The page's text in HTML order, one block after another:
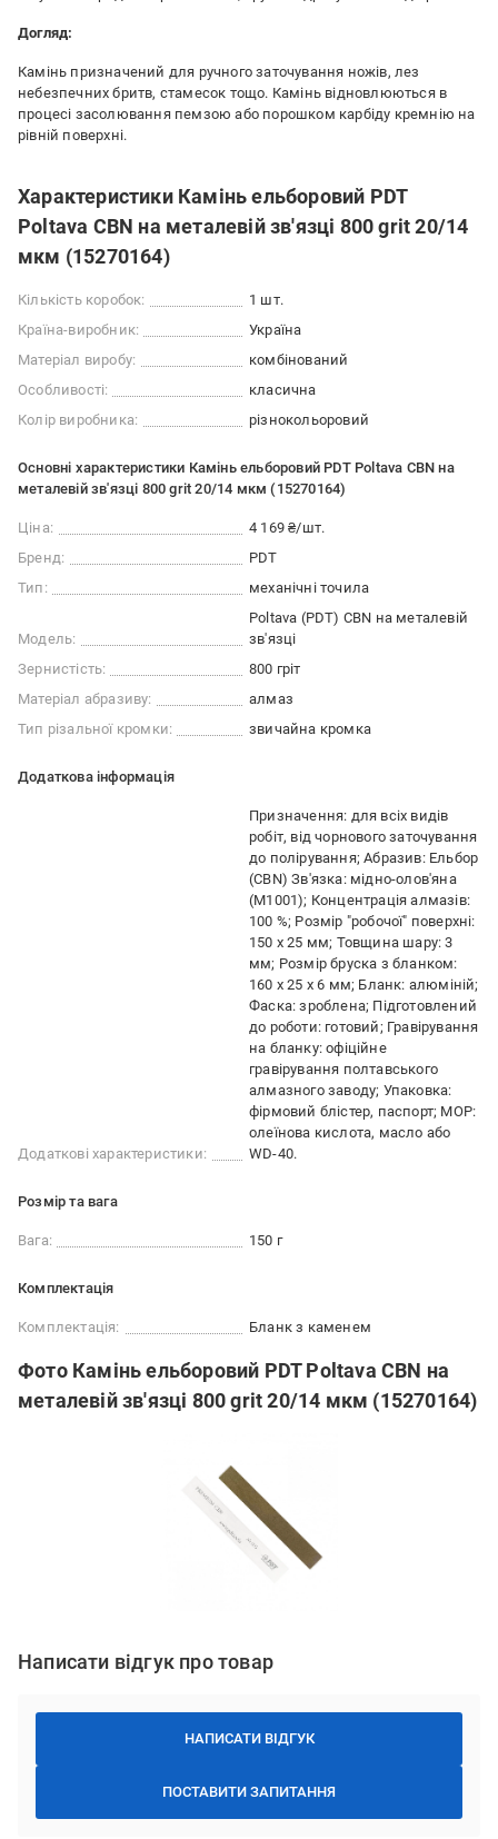
Догляд:
Камінь призначений для ручного заточування ножів, лез
небезпечних бритв, стамесок тощо. Камінь відновлюються в
процесі засолювання пемзою або порошком карбіду кремнію на
рівній поверхні.
Характеристики Камінь ельборовий PDT
Poltava CBN на металевій зв'язці 800 grit 20/14
мкм (15270164)
Кількість коробок:
1 шт.
Країна-виробник:
Україна
Матеріал виробу:
комбінований
Особливості:
класична
Колір виробника:
різнокольоровий
Основні характеристики Камінь ельборовий PDT Poltava CBN на
металевій зв'язці 800 grit 20/14 мкм (15270164)
Ціна:
4 169 ₴/шт.
Бренд:
PDT
Тип:
механічні точила
Модель:
Poltava (PDT) CBN на металевій
зв'язці
Зернистість:
800 гріт
Матеріал абразиву:
алмаз
Тип різальної кромки:
звичайна кромка
Додаткова інформація
Додаткові характеристики:
Призначення: для всіх видів
робіт, від чорнового заточування
до полірування; Абразив: Ельбор
(CBN) Зв'язка: мідно-олов'яна
(М1001); Концентрація алмазів:
100 %; Розмір "робочої" поверхні:
150 х 25 мм; Товщина шару: 3
мм; Розмір бруска з бланком:
160 х 25 х 6 мм; Бланк: алюміній;
Фаска: зроблена; Підготовлений
до роботи: готовий; Гравірування
на бланку: офіційне
гравірування полтавського
алмазного заводу; Упаковка:
фірмовий блістер, паспорт; МОР:
олеїнова кислота, масло або
WD-40.
Розмір та вага
Вага: 150 г
Комплектація
Комплектація: Бланк з каменем
Фото Камінь ельборовий PDT Poltava CBN на
металевій зв'язці 800 grit 20/14 мкм (15270164)
Написати відгук про товар
НАПИСАТИ ВІДГУК
ПОСТАВИТИ ЗАПИТАННЯ